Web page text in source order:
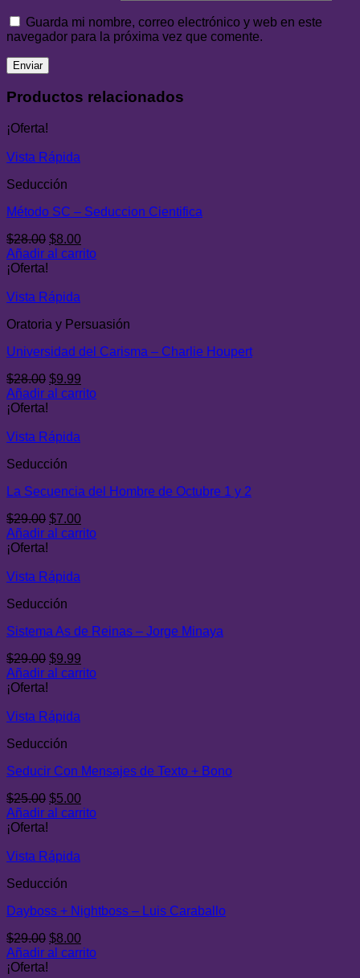
Guarda mi nombre, correo electrónico y web en este
navegador para la próxima vez que comente.
Productos relacionados
¡Oferta!
Vista Rápida
Seducción
Método SC – Seduccion Cientifica
$28.00 El
precio
$28.00.
$8.00El
precio
Añadir al carrito
¡Oferta!
Vista Rápida
Oratoria y Persuasión
Universidad del Carisma – Charlie Houpert
$28.00 El
precio
$28.00.
$9.99
precio
Añadir al carrito
¡Oferta!
Vista Rápida
Seducción
La Secuencia del Hombre de Octubre 1 y 2
$29.00 El
precio
$29.00.
$7.00El
precio
Añadir al carrito
¡Oferta!
Vista Rápida
Seducción
Sistema As de Reinas – Jorge Minaya
$29.00 El
precio
$29.00.
$9.99
precio
Añadir al carrito
¡Oferta!
Vista Rápida
Seducción
Seducir Con Mensajes de Texto + Bono
$25.00 El
precio
$25.00.
$5.00El
precio
Añadir al carrito
¡Oferta!
Vista Rápida
Seducción
Dayboss + Nightboss – Luis Caraballo
$29.00 El
precio
$8.00El
precio
Añadir al carrito
¡Oferta!